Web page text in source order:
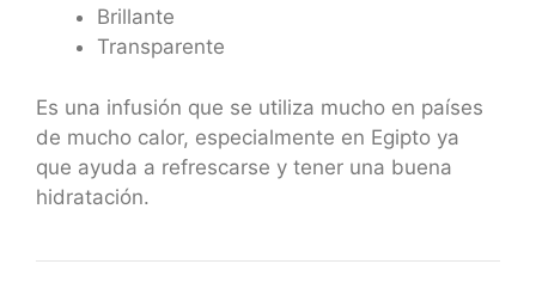
Brillante
Transparente
Es una infusión que se utiliza mucho en países
de mucho calor, especialmente en Egipto ya
que ayuda a refrescarse y tener una buena
hidratación.